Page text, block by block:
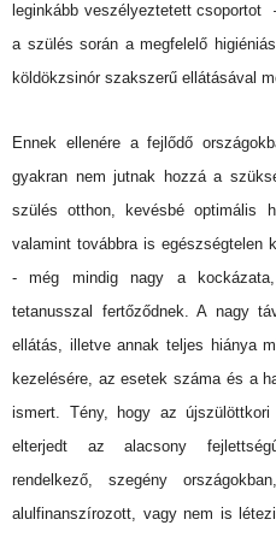
leginkább veszélyeztetett
a szülés során a megfelelő
köldökzsinór szakszerű ellátásával
Ennek ellenére a fejlődő
gyakran nem jutnak hozzá a
szülés otthon, kevésbé optimális
valamint továbbra is egészségtelen
- még mindig nagy a
tetanusszal fertőződnek. A nagy
ellátás, illetve annak teljes hiánya
kezelésére, az esetek száma és a
ismert. Tény, hogy az
elterjedt az alacsony
rendelkező, szegény
alulfinanszírozott, vagy nem is